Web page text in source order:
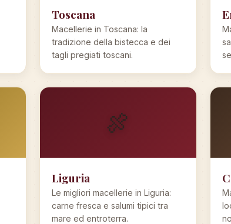
Toscana
Macellerie in Toscana: la
tradizione della bistecca e dei
tagli pregiati toscani.
🍖
Liguria
Le migliori macellerie in Liguria:
carne fresca e salumi tipici tra
mare ed entroterra.